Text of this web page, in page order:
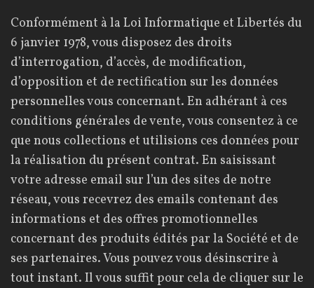
Conformément à la Loi Informatique et Libertés du
6 janvier 1978, vous disposez des droits
d’interrogation, d’accès, de modification,
d’opposition et de rectification sur les données
personnelles vous concernant. En adhérant à ces
conditions générales de vente, vous consentez à ce
que nous collections et utilisions ces données pour
la réalisation du présent contrat. En saisissant
votre adresse email sur l’un des sites de notre
réseau, vous recevrez des emails contenant des
informations et des offres promotionnelles
concernant des produits édités par la Société et de
ses partenaires. Vous pouvez vous désinscrire à
tout instant. Il vous suffit pour cela de cliquer sur le